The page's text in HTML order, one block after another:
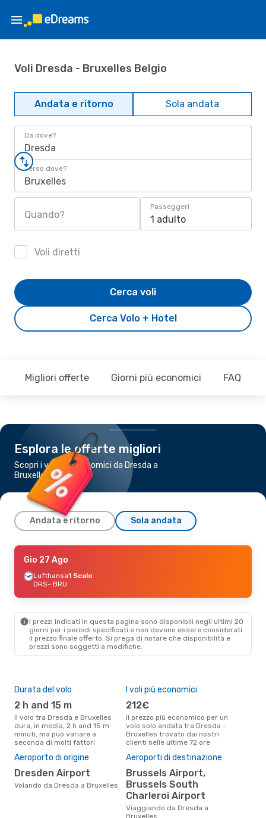
Voli Dresda - Bruxelles Belgio
Andata e ritorno Sola andata
Da dove?
Dresda
Verso dove?
Bruxelles
Quando?
Passeggeri
1 adulto
Voli diretti
Cerca Volo + Hotel
Cerca voli
Migliori offerte Giorni più economici FAQ
Esplora le offerte migliori
Scopri i voli più economici da Dresda a
Bruxelles
Andata e ritorno Sola andata
Ven 2 Ott- Dom 4 Ott
Lufthansa1 Scalo
DRS- BRU
BRU- DRS
Gio 27 Ago
Lufthansa1 Scalo
DRS- BRU
I prezzi indicati in questa pagina sono disponibili negli ultimi 20
giorni per i periodi specificati e non devono essere considerati
il ​​prezzo finale offerto. Si prega di notare che disponibilità e
prezzi sono soggetti a modifiche.
Durata del volo
2 h and 15 m
Il volo tra Dresda e Bruxelles
dura, in media, 2 h and 15 m
minuti, ma può variare a
seconda di molti fattori
I voli più economici
212€
Il prezzo più economico per un
volo solo andata tra Dresda -
Bruxelles trovato dai nostri
clienti nelle ultime 72 ore
Aeroporto di origine
Dresden Airport
Volando da Dresda a Bruxelles
Aeroporti di destinazione
Brussels Airport,
Brussels South
Charleroi Airport
Viaggiando da Dresda a